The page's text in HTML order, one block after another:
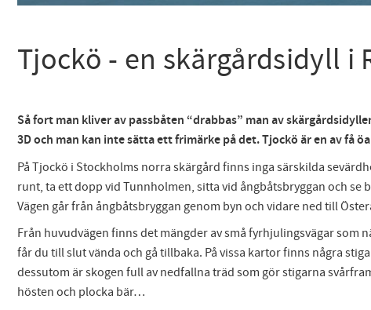
Tjockö - en skärgårdsidyll i
Så fort man kliver av passbåten “drabbas” man av
3D och man kan inte sätta ett frimärke på det. Tjockö är en av få
På Tjockö i Stockholms norra skärgård finns inga särskilda
runt, ta ett dopp vid Tunnholmen, sitta vid ångbåtsbryggan och se
Vägen går från ångbåtsbryggan genom byn och vidare ned till
Från huvudvägen finns det mängder av små fyrhjulingsvägar
får du till slut vända och gå tillbaka. På vissa kartor finns några
dessutom är skogen full av nedfallna träd som gör stigarna
hösten och plocka bär…